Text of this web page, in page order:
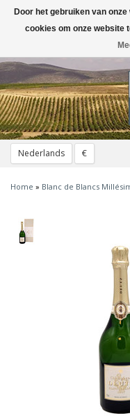
Nederlands €
Toggle
navigation
Home » Blanc de Blancs
Door het gebruiken van
cookies om onze website